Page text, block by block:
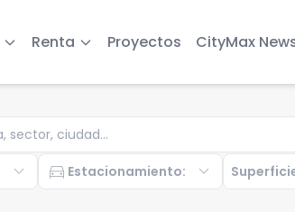
Renta Proyectos CityMax
expand_more directions_car Estacionamiento: expand_more